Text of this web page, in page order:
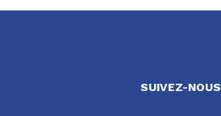
SUIVEZ-NOUS